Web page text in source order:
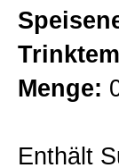
Menge:
Enthält